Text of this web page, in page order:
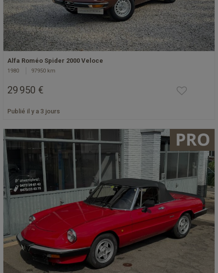
Alfa Roméo Spider 2000 Veloce
1980 97950 km
29 950 €
Publié il y a 3 jours